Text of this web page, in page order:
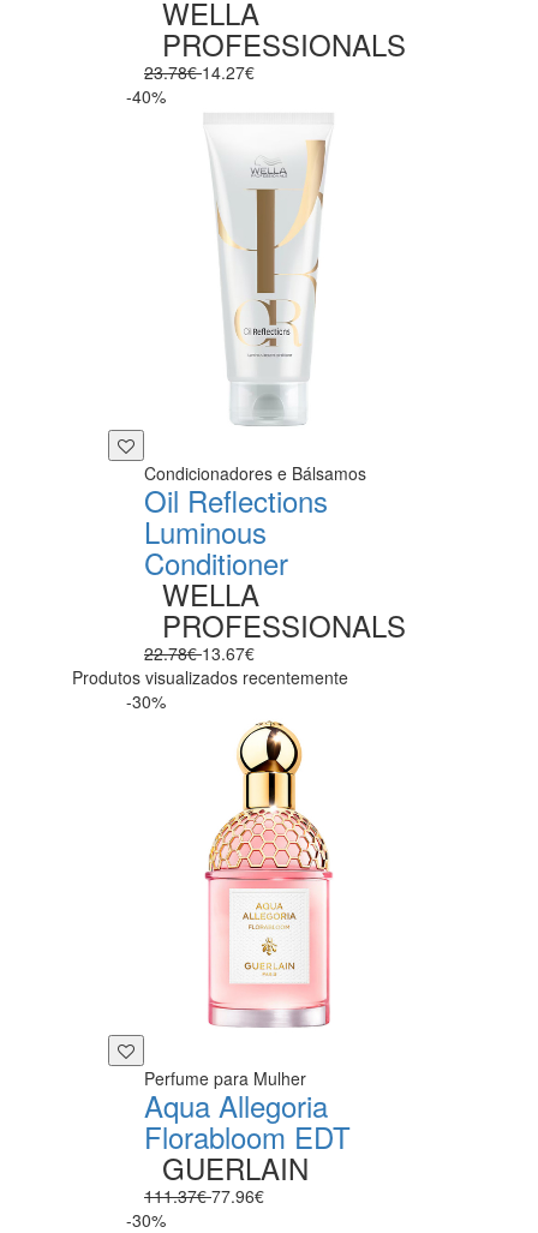
WELLA
PROFESSIONALS
23.78€14.27€
-40%
Condicionadores e Bálsamos
Oil Reflections
Luminous
Conditioner
WELLA
PROFESSIONALS
22.78€13.67€
Produtos visualizados recentemente
-30%
Perfume para Mulher
Aqua Allegoria
Florabloom EDT
GUERLAIN
111.37€77.96€
-30%